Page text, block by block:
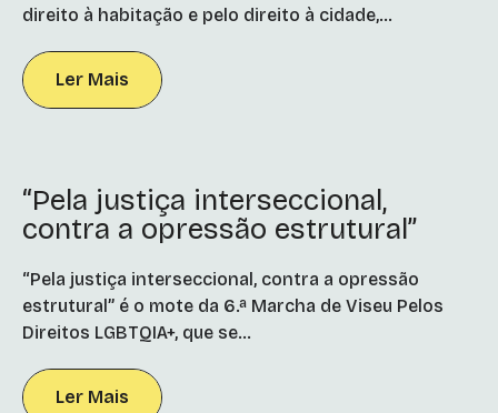
direito à habitação e pelo direito à cidade,...
Ler Mais
“Pela justiça interseccional,
contra a opressão estrutural”
“Pela justiça interseccional, contra a opressão
estrutural” é o mote da 6.ª Marcha de Viseu Pelos
Direitos LGBTQIA+, que se...
Ler Mais